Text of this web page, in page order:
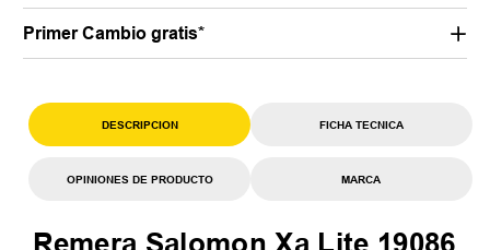
Primer Cambio gratis*
DESCRIPCION FICHA TECNICA
OPINIONES DE PRODUCTO MARCA